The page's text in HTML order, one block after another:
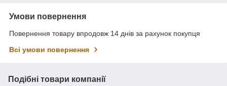
Умови повернення
Повернення товару впродовж 14 днів за рахунок покупця
Всі умови повернення
Подібні товари компанії